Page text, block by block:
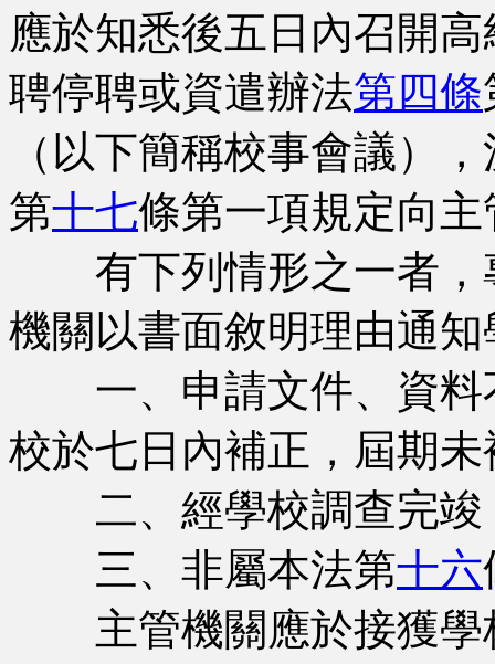
應於知悉後五日內召開
聘停聘或資遣辦法第四條
（以下簡稱校事會議）
第十七條第一項規定向
有下列情形之一者，
機關以書面敘明理由通知
一、申請文件、資料
校於七日內補正，屆期未
二、經學校調查完竣
三、非屬本法第十六
主管機關應於接獲學